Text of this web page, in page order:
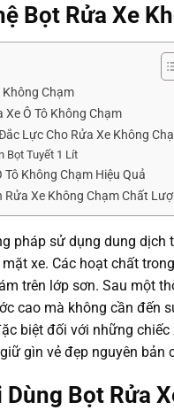
Bọt Rửa Xe
Không Chạm
Ô Tô Không Chạm
Lực Cho Rửa Xe Không
Bọt Tuyết 1 Lít
Không Chạm Hiệu Quả
Rửa Xe Không Chạm Chất
pháp sử dụng dung
xe. Các hoạt chất
trên lớp sơn. Sau một
cao mà không cần đến
biệt đối với những
gìn vẻ đẹp nguyên bản
Bọt Rửa